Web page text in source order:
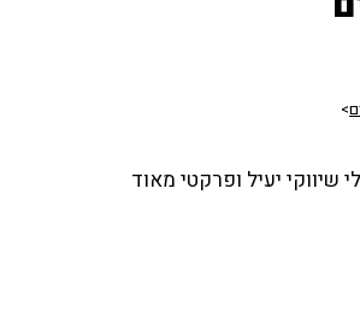
>
שיווקי יעיל ופרקטי מאוד